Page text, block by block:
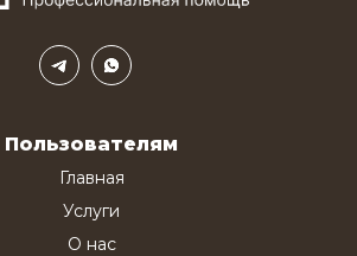
Пользователям
Главная
Услуги
О нас